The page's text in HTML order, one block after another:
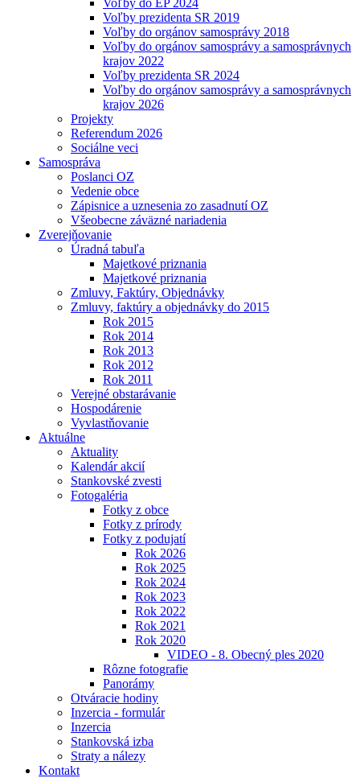
Voľby do EP 2024
Voľby prezidenta SR 2019
Voľby do orgánov samosprávy 2018
Voľby do orgánov samosprávy a samosprávnych
krajov 2022
Voľby prezidenta SR 2024
Voľby do orgánov samosprávy a samosprávnych
krajov 2026
Projekty
Referendum 2026
Sociálne veci
Samospráva
Poslanci OZ
Vedenie obce
Zápisnice a uznesenia zo zasadnutí OZ
Všeobecne záväzné nariadenia
Zverejňovanie
Úradná tabuľa
Majetkové priznania
Majetkové priznania
Zmluvy, Faktúry, Objednávky
Zmluvy, faktúry a objednávky do 2015
Rok 2015
Rok 2014
Rok 2013
Rok 2012
Rok 2011
Verejné obstarávanie
Hospodárenie
Vyvlastňovanie
Aktuálne
Aktuality
Kalendár akcií
Stankovské zvesti
Fotogaléria
Fotky z obce
Fotky z prírody
Fotky z podujatí
Rok 2026
Rok 2025
Rok 2024
Rok 2023
Rok 2022
Rok 2021
Rok 2020
VIDEO - 8. Obecný ples 2020
Rôzne fotografie
Panorámy
Otváracie hodiny
Inzercia - formulár
Inzercia
Stankovská izba
Straty a nálezy
Kontakt